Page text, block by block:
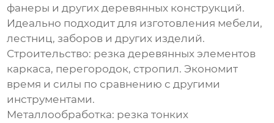
фанеры и других деревянных конструкций.
Идеально подходит для изготовления мебели,
лестниц, заборов и других изделий.
Строительство: резка деревянных элементов
каркаса, перегородок, стропил. Экономит
время и силы по сравнению с другими
инструментами.
Металлообработка: резка тонких